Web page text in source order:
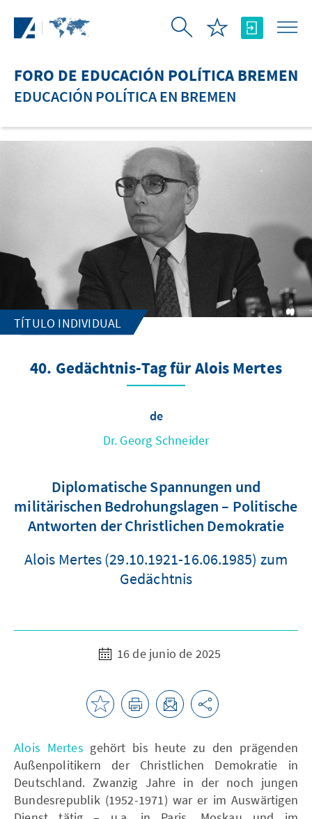
FORO DE EDUCACIÓN POLÍTICA BREMEN
EDUCACIÓN POLÍTICA EN BREMEN
TÍTULO INDIVIDUAL
40. Gedächtnis-Tag für Alois Mertes
de
Dr. Georg Schneider
Diplomatische Spannungen und
militärischen Bedrohungslagen – Politische
Antworten der Christlichen Demokratie
Alois Mertes (29.10.1921-16.06.1985) zum
Gedächtnis
16 de junio de 2025
Alois Mertes gehört bis heute zu den prägenden
Außenpolitikern der Christlichen Demokratie in
Deutschland. Zwanzig Jahre in der noch jungen
Bundesrepublik (1952-1971) war er im Auswärtigen